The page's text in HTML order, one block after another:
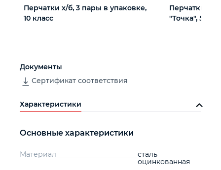
Перчатки х/б, 3 пары в упаковке,
10 класс
Перчатки х/
"Точка", 5
Документы
Сертификат соответствия
Характеристики
Основные характеристики
Материал
сталь
оцинкованная